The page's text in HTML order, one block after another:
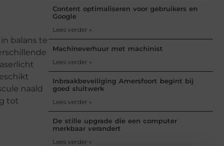
balans te
naald
tot
Content optimaliseren voor gebruikers en
Google
Lees verder »
Machineverhuur met machinist
Lees verder »
Inbraakbeveiliging Amersfoort begint bij
goed sluitwerk
Lees verder »
De stille upgrade die een computer
merkbaar verandert
Lees verder »